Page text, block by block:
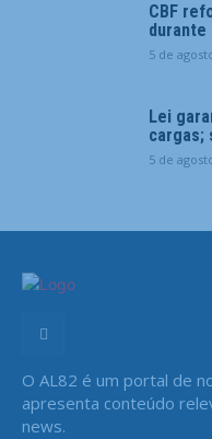
CBF
durante
5 de
Lei
cargas;
5 de
O AL82 é um portal de
apresenta conteúdo
news.